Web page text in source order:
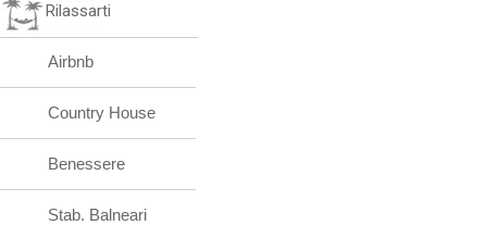
Rilassarti
Airbnb
Country House
Benessere
Stab. Balneari